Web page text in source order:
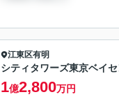
江東区有明
シティタワーズ東京ベイ
1億2,800万円